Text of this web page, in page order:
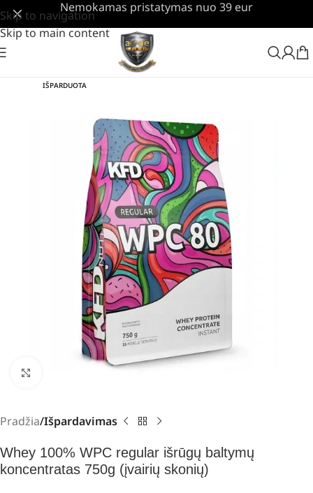
Skip to navigation
Skip to main content
Nemokamas pristatymas nuo 39 eur
IŠPARDUOTA
Pradžia Išpardavimas
Whey 100% WPC regular išrūgų baltymų
koncentratas 750g (įvairių skonių)